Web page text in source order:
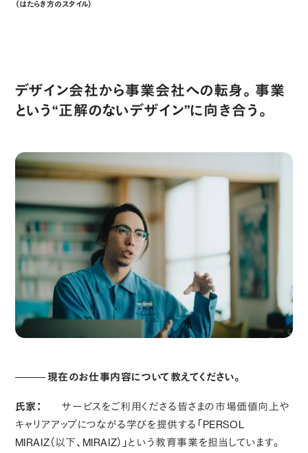
（はたらき方のスタイル）
デザイン会社から事業会社への転身。事業
という“正解のないデザイン”に向き合う。
現在のお仕事内容について教えてください。
氏家：
サービスをご利用くださる皆さまの市場価値向上や
キャリアアップにつながる学びを提供する「PERSOL
MIRAIZ（以下、MIRAIZ）」という教育事業を担当しています。